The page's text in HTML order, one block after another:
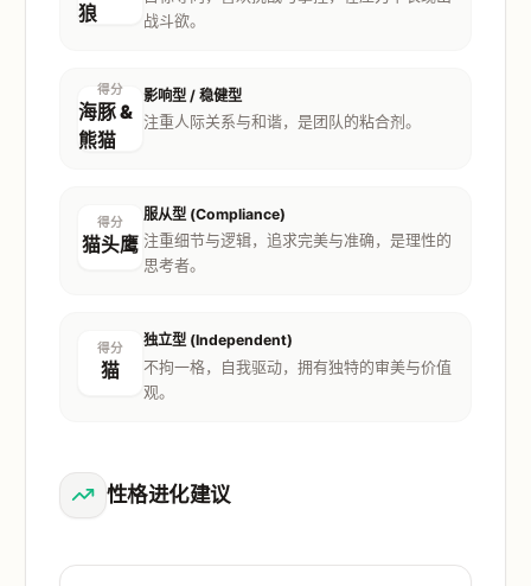
狼
战斗欲。
得分
海豚 &
熊猫
影响型 / 稳健型
注重人际关系与和谐，是团队的粘合剂。
得分
猫头鹰
服从型 (Compliance)
注重细节与逻辑，追求完美与准确，是理性的
思考者。
得分
猫
独立型 (Independent)
不拘一格，自我驱动，拥有独特的审美与价值
观。
性格进化建议